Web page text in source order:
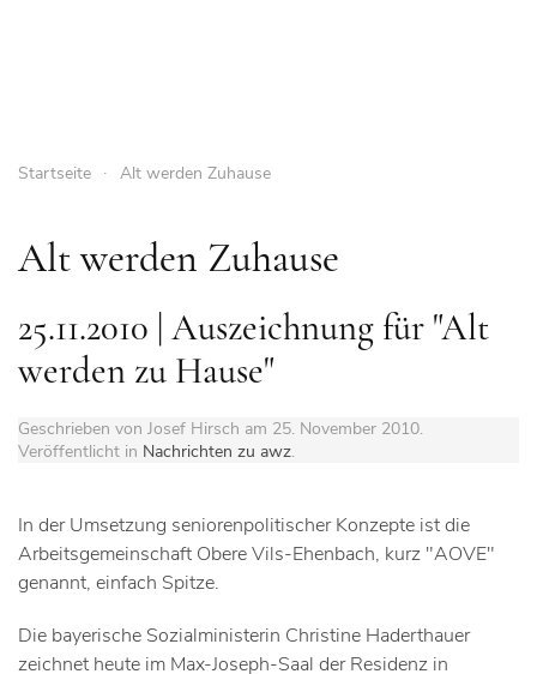
Startseite Alt werden Zuhause
Alt werden Zuhause
25.11.2010 | Auszeichnung für "Alt
werden zu Hause"
Geschrieben von Josef Hirsch am 25. November 2010.
Veröffentlicht in Nachrichten zu awz.
In der Umsetzung seniorenpolitischer Konzepte ist die
Arbeitsgemeinschaft Obere Vils-Ehenbach, kurz "AOVE"
genannt, einfach Spitze.
Die bayerische Sozialministerin Christine Haderthauer
zeichnet heute im Max-Joseph-Saal der Residenz in